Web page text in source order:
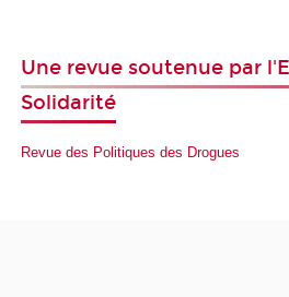
Une revue soutenue par
Solidarité
Revue des Politiques des Drogues